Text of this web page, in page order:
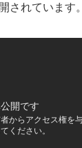
されています。